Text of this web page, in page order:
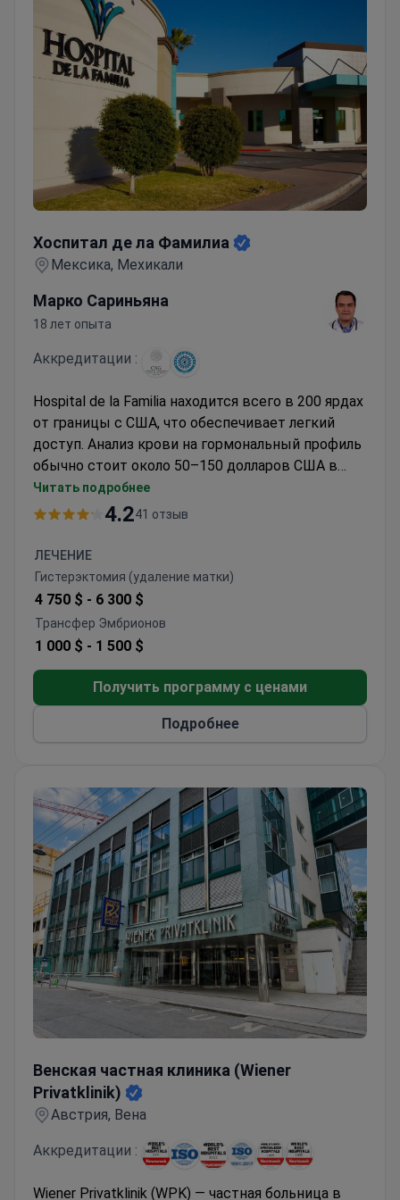
Хоспитал де ла Фамилиа
Мексика, Мехикали
Марко Сариньяна
18 лет опыта
Аккредитации :
Hospital de la Familia находится всего в 200 ярдах
от границы с США, что обеспечивает легкий
доступ. Анализ крови на гормональный профиль
обычно стоит около 50–150 долларов США в
этом учреждении в Мехикали. Лаборатория
следует протоколам, одобренным Генеральным
диагностика часто проводится как часть
специализированной программы клиники по
борьбе с ожирением. Общий хирург д-р Марко
Сариньяна возглавляет медицинскую команду,
имея более чем 10-летний опыт работы. Он
бариатрических хирургов.
Читать подробнее
4.241 отзыв
ЛЕЧЕНИЕ
Гистерэктомия (удаление матки)
4 750 $ - 6 300 $
Трансфер Эмбрионов
1 000 $ - 1 500 $
Получить программу с ценами
Подробнее
Венская частная клиника (Wiener
Privatklinik)
Австрия, Вена
Аккредитации :
Wiener Privatklinik (WPK) — частная больница в